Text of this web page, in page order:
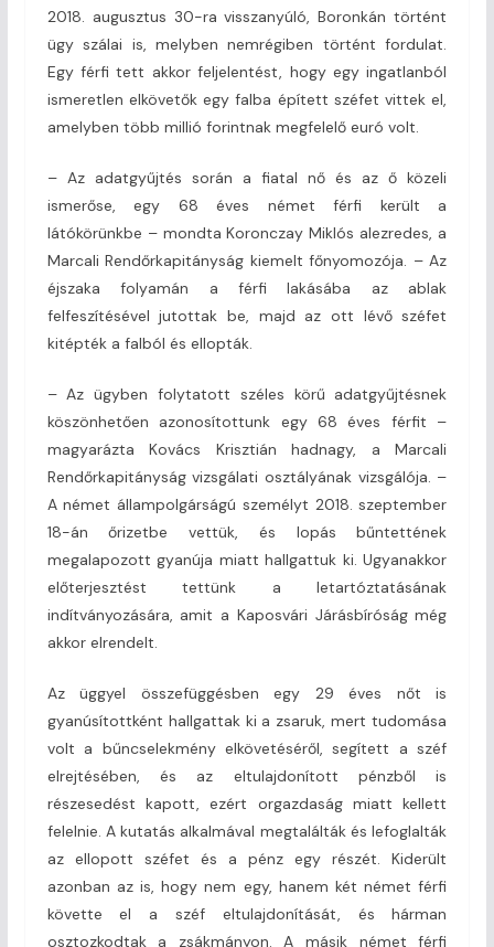
2018. augusztus 30-ra visszanyúló, Boronkán történt
ügy szálai is, melyben nemrégiben történt fordulat.
Egy férfi tett akkor feljelentést, hogy egy ingatlanból
ismeretlen elkövetők egy falba épített széfet vittek el,
amelyben több millió forintnak megfelelő euró volt.
– Az adatgyűjtés során a fiatal nő és az ő közeli
ismerőse, egy 68 éves német férfi került a
látókörünkbe – mondta Koronczay Miklós alezredes, a
Marcali Rendőrkapitányság kiemelt főnyomozója. – Az
éjszaka folyamán a férfi lakásába az ablak
felfeszítésével jutottak be, majd az ott lévő széfet
kitépték a falból és ellopták.
– Az ügyben folytatott széles körű adatgyűjtésnek
köszönhetően azonosítottunk egy 68 éves férfit –
magyarázta Kovács Krisztián hadnagy, a Marcali
Rendőrkapitányság vizsgálati osztályának vizsgálója. –
A német állampolgárságú személyt 2018. szeptember
18-án őrizetbe vettük, és lopás bűntettének
megalapozott gyanúja miatt hallgattuk ki. Ugyanakkor
előterjesztést tettünk a letartóztatásának
indítványozására, amit a Kaposvári Járásbíróság még
akkor elrendelt.
Az üggyel összefüggésben egy 29 éves nőt is
gyanúsítottként hallgattak ki a zsaruk, mert tudomása
volt a bűncselekmény elkövetéséről, segített a széf
elrejtésében, és az eltulajdonított pénzből is
részesedést kapott, ezért orgazdaság miatt kellett
felelnie. A kutatás alkalmával megtalálták és lefoglalták
az ellopott széfet és a pénz egy részét. Kiderült
azonban az is, hogy nem egy, hanem két német férfi
követte el a széf eltulajdonítását, és hárman
osztozkodtak a zsákmányon. A másik német férfi